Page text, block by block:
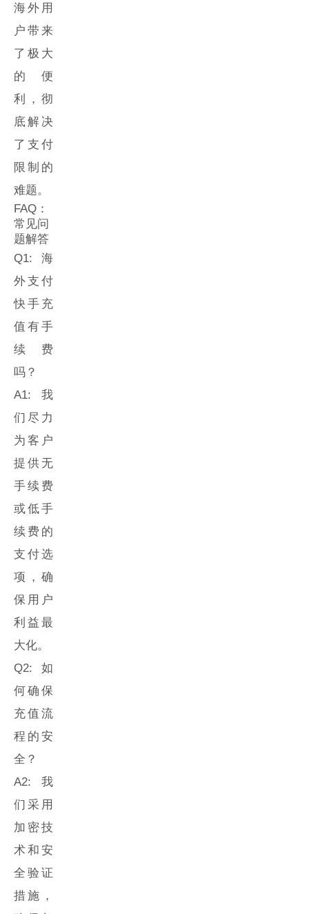
海外用
户带来
了极大
的便
利，彻
底解决
了支付
限制的
难题。
FAQ：
常见问
题解答
Q1: 海
外支付
快手充
值 有手
续费
吗？
A1: 我
们尽力
为客户
提供无
手续费
或低手
续费的
支付选
项，确
保用户
利益最
大化。
Q2: 如
何确保
充值 流
程的安
全？
A2: 我
们采用
加密技
术和安
全验证
措施，